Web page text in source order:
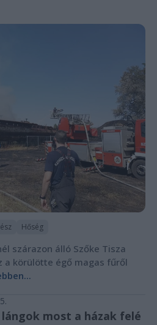
Hőség
szárazon álló Szőke Tisza
a körülötte égő magas fűről
most a házak felé